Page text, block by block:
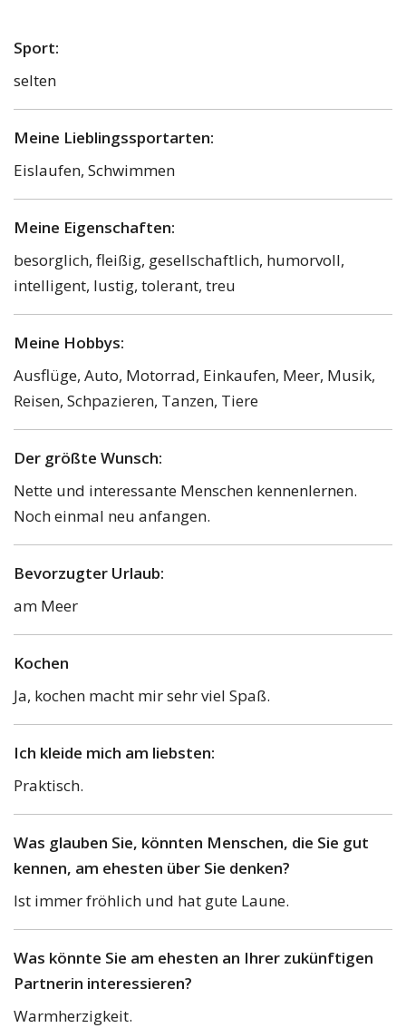
Sport:
selten
Meine Lieblingssportarten:
Eislaufen, Schwimmen
Meine Eigenschaften:
besorglich, fleißig, gesellschaftlich, humorvoll,
intelligent, lustig, tolerant, treu
Meine Hobbys:
Ausflüge, Auto, Motorrad, Einkaufen, Meer, Musik,
Reisen, Schpazieren, Tanzen, Tiere
Der größte Wunsch:
Nette und interessante Menschen kennenlernen.
Noch einmal neu anfangen.
Bevorzugter Urlaub:
am Meer
Kochen
Ja, kochen macht mir sehr viel Spaß.
Ich kleide mich am liebsten:
Praktisch.
Was glauben Sie, könnten Menschen, die Sie gut
kennen, am ehesten über Sie denken?
Ist immer fröhlich und hat gute Laune.
Was könnte Sie am ehesten an Ihrer zukünftigen
Partnerin interessieren?
Warmherzigkeit.